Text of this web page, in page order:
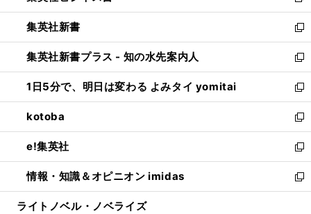
開
く
ウ
で
開
く
ウ
ィ
ン
ド
ウ
で
開
く
し
い
ウ
ィ
ン
ド
ウ
で
開
く
集英社新書
新
し
い
ウ
ィ
ン
ド
ウ
で
開
く
集英社新書プラス - 知の水先案内人
新
し
い
ウ
ィ
ン
ド
ウ
で
開
1日5分で、明日は変わる よみタイ yomitai
新
し
い
ウ
ィ
ン
ド
ウ
kotoba
新
し
い
ウ
ィ
ン
e!集英社
新
し
い
ウ
情報・知識＆オピニオン imidas
新
し
ライトノベル・ノベライズ